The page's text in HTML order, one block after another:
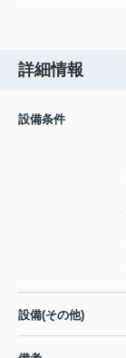
詳細情報
設備条件
設備(その他)